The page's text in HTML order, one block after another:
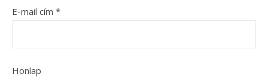
E-mail cím *
Honlap